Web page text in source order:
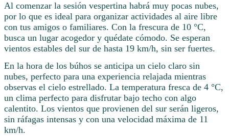
Al comenzar la sesión vespertina habrá muy pocas nubes,
por lo que es ideal para organizar actividades al aire libre
con tus amigos o familiares. Con la frescura de 10 °C,
busca un lugar acogedor y quédate cómodo. Se esperan
vientos estables del sur de hasta 19 km/h, sin ser fuertes.
En la hora de los búhos se anticipa un cielo claro sin
nubes, perfecto para una experiencia relajada mientras
observas el cielo estrellado. La temperatura fresca de 4 °C,
un clima perfecto para disfrutar bajo techo con algo
calentito. Los vientos que provienen del sur serán ligeros,
sin ráfagas intensas y con una velocidad máxima de 11
km/h.